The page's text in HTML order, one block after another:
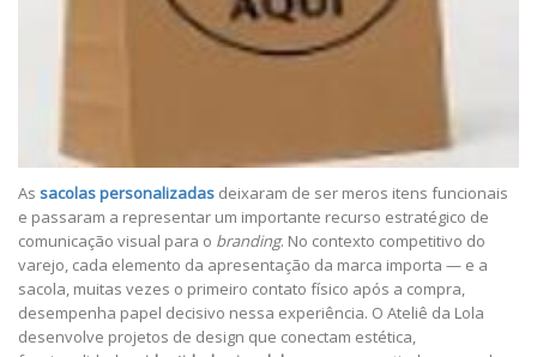
As sacolas personalizadas deixaram de ser meros itens funcionais
e passaram a representar um importante recurso estratégico de
comunicação visual para o branding. No contexto competitivo do
varejo, cada elemento da apresentação da marca importa — e a
sacola, muitas vezes o primeiro contato físico após a compra,
desempenha papel decisivo nessa experiência. O Ateliê da Lola
desenvolve projetos de design que conectam estética,